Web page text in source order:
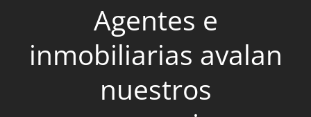
Agentes e
inmobiliarias avalan
nuestros